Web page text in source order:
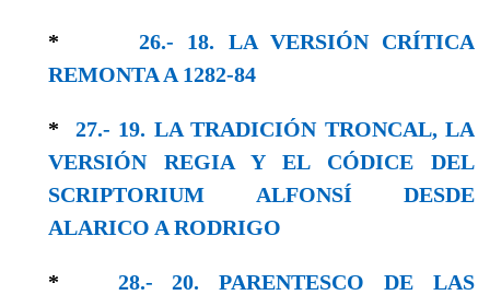
*26.- 18. LA VERSIÓN CRÍTICA
REMONTA A 1282-84
* 27.- 19. LA TRADICIÓN TRONCAL, LA
VERSIÓN REGIA Y EL CÓDICE DEL
SCRIPTORIUM ALFONSÍ DESDE
ALARICO A RODRIGO
* 28.- 20. PARENTESCO DE LAS